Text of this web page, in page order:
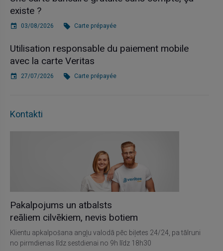
existe ?
03/08/2026 Carte prépayée
Utilisation responsable du paiement mobile
avec la carte Veritas
27/07/2026 Carte prépayée
Kontakti
Pakalpojums un atbalsts
reāliem cilvēkiem, nevis botiem
Klientu apkalpošana angļu valodā pēc biļetes 24/24, pa tālruni
no pirmdienas līdz sestdienai no 9h līdz 18h30